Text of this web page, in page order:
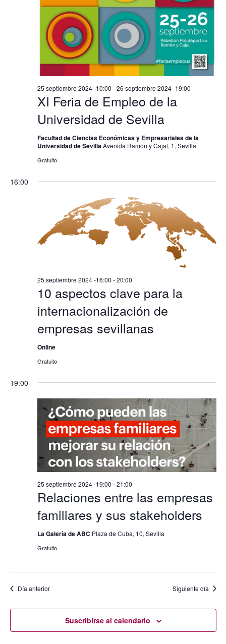
XI Feria de Empleo de la
Universidad de Sevilla
25 septiembre 2024 -10:00 -26 septiembre 2024 -19:00
Facultad de Ciencias Económicas y Empresariales de la
Universidad de SevillaAvenida Ramón y Cajal, 1, Sevilla
Gratuito
16:00
10 aspectos clave para la
internacionalización de
empresas sevillanas
25 septiembre 2024 -16:00 -20:00
Online
Gratuito
19:00
Relaciones entre las empresas
familiares y sus stakeholders
25 septiembre 2024 -19:00 -21:00
La Galería de ABC Plaza de Cuba, 10, Sevilla
Gratuito
Día anterior Siguiente día
Suscribirse al calendario